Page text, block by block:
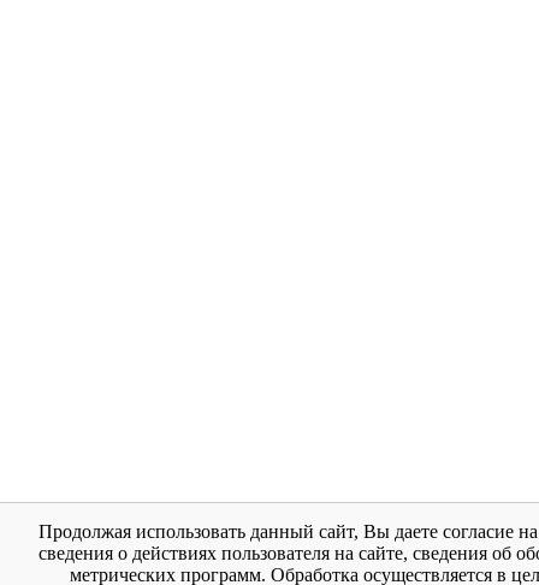
Продолжая использовать данный сайт, Вы даете согласие
сведения о действиях пользователя на сайте, сведения об
метрических программ. Обработка осуществляется в